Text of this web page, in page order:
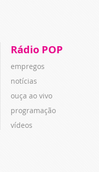
Rádio POP
empregos
notícias
ouça ao vivo
programação
vídeos